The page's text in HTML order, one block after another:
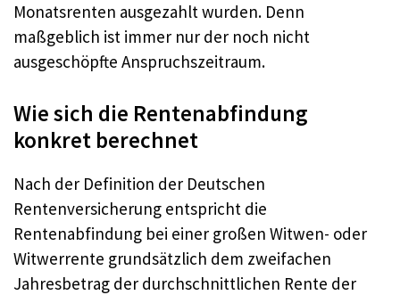
Monatsrenten ausgezahlt wurden. Denn
maßgeblich ist immer nur der noch nicht
ausgeschöpfte Anspruchszeitraum.
Wie sich die Rentenabfindung
konkret berechnet
Nach der Definition der Deutschen
Rentenversicherung entspricht die
Rentenabfindung bei einer großen Witwen- oder
Witwerrente grundsätzlich dem zweifachen
Jahresbetrag der durchschnittlichen Rente der